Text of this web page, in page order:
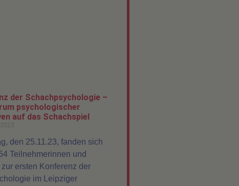
der Schachpsychologie –
psychologischer
auf das Schachspiel
den 25.11.23, fanden sich
Teilnehmerinnen und
ersten Konferenz der
im Leipziger